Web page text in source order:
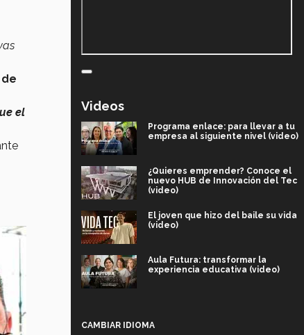
el
Videos
Programa enlace: para llevar a tu
empresa al siguiente nivel (video)
¿Quieres emprender? Conoce el
nuevo HUB de Innovación del Tec
(video)
El joven que hizo del baile su vida
(video)
Aula Futura: transformar la
experiencia educativa (video)
CAMBIAR IDIOMA